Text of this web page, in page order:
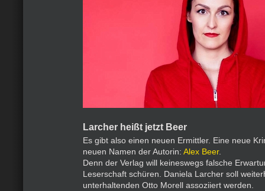
Larcher heißt jetzt Beer
Es gibt also einen neuen Ermittler. Eine neue
neuen Namen der Autorin: Alex Beer.
Denn der Verlag will keineswegs falsche
Leserschaft schüren. Daniela Larcher soll
unterhaltenden Otto Morell assoziiert werden.